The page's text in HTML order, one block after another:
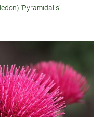
'Pyramidalis'